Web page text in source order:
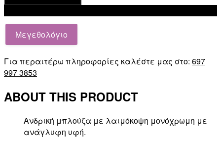
Μεγεθολόγιο
Για περαιτέρω πληροφορίες καλέστε μας στο: 697
997 3853
ABOUT THIS PRODUCT
Ανδρική μπλούζα με λαιμόκοψη μονόχρωμη με
ανάγλυφη υφή.